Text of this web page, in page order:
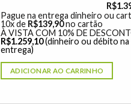
R$
Pague na entrega dinheiro ou
10x de R$139,90no cartão
À VISTA COM 10% DE
R$1.259,10(dinheiro ou débito na
entrega)
ADICIONAR AO CARRINHO